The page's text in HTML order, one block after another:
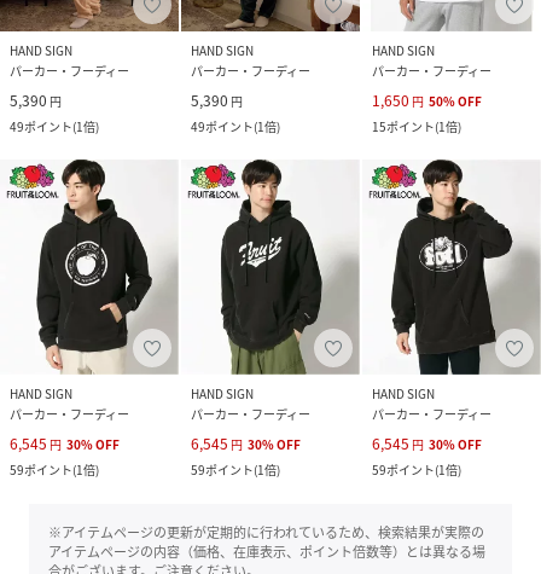
HAND SIGN
パーカー・フーディー
5,390 円
49ポイント(1倍)
HAND SIGN
パーカー・フーディー
5,390 円
49ポイント(1倍)
HAND SIGN
パーカー・フーディー
1,650 円 50%OFF
15ポイント(1倍)
HAND SIGN
パーカー・フーディー
6,545 円 30%OFF
59ポイント(1倍)
HAND SIGN
パーカー・フーディー
6,545 円 30%OFF
59ポイント(1倍)
HAND SIGN
パーカー・フーディー
6,545 円 30%OFF
59ポイント(1倍)
※アイテムページの更新が定期的に行われているため、検索結果が実際の
アイテムページの内容（価格、在庫表示、ポイント倍数等）とは異なる場